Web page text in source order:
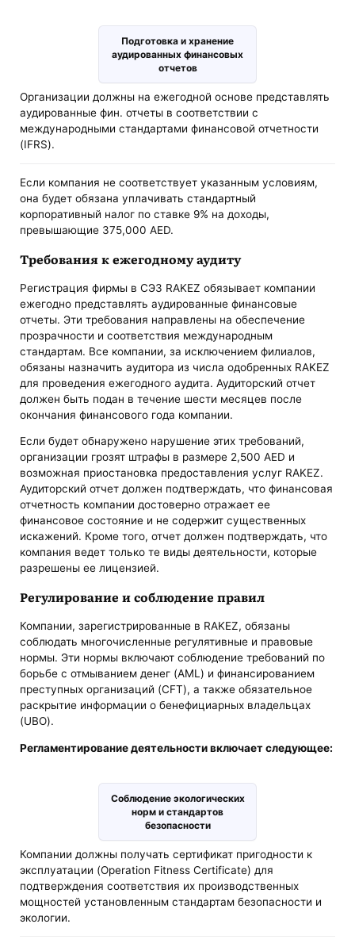
Подготовка и хранение
аудированных финансовых
отчетов
Организации должны на ежегодной основе представлять
аудированные фин. отчеты в соответствии с
международными стандартами финансовой отчетности
(IFRS).
Если компания не соответствует указанным условиям,
она будет обязана уплачивать стандартный
корпоративный налог по ставке 9% на доходы,
превышающие 375,000 AED.
Требования к ежегодному аудиту
Регистрация фирмы в СЭЗ RAKEZ обязывает компании
ежегодно представлять аудированные финансовые
отчеты. Эти требования направлены на обеспечение
прозрачности и соответствия международным
стандартам. Все компании, за исключением филиалов,
обязаны назначить аудитора из числа одобренных RAKEZ
для проведения ежегодного аудита. Аудиторский отчет
должен быть подан в течение шести месяцев после
окончания финансового года компании.
Если будет обнаружено нарушение этих требований,
организации грозят штрафы в размере 2,500 AED и
возможная приостановка предоставления услуг RAKEZ.
Аудиторский отчет должен подтверждать, что финансовая
отчетность компании достоверно отражает ее
финансовое состояние и не содержит существенных
искажений. Кроме того, отчет должен подтверждать, что
компания ведет только те виды деятельности, которые
разрешены ее лицензией.
Регулирование и соблюдение правил
Компании, зарегистрированные в RAKEZ, обязаны
соблюдать многочисленные регулятивные и правовые
нормы. Эти нормы включают соблюдение требований по
борьбе с отмыванием денег (AML) и финансированием
преступных организаций (CFT), а также обязательное
раскрытие информации о бенефициарных владельцах
(UBO).
Регламентирование деятельности включает следующее:
Соблюдение экологических
норм и стандартов
безопасности
Компании должны получать сертификат пригодности к
эксплуатации (Operation Fitness Certificate) для
подтверждения соответствия их производственных
мощностей установленным стандартам безопасности и
экологии.